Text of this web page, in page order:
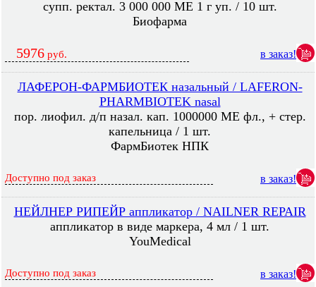
супп. ректал. 3 000 000 МЕ 1 г уп. / 10 шт.
Биофарма
5976 руб. в заказ!
ЛАФЕРОН-ФАРМБИОТЕК назальный / LAFERON-
PHARMBIOTEK nasal
пор. лиофил. д/п назал. кап. 1000000 МЕ фл., + стер.
капельница / 1 шт.
ФармБиотек НПК
Доступно под заказ в заказ!
НЕЙЛНЕР РИПЕЙР аппликатор / NAILNER REPAIR
аппликатор в виде маркера, 4 мл / 1 шт.
YouMedical
Доступно под заказ в заказ!